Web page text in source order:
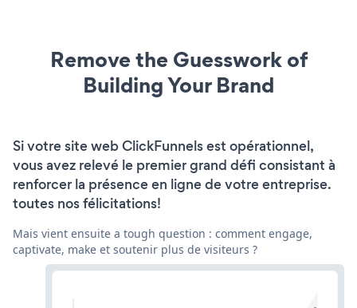
Remove the Guesswork of
Building Your Brand
Si votre site web ClickFunnels est opérationnel,
vous avez relevé le premier grand défi consistant à
renforcer la présence en ligne de votre entreprise.
toutes nos félicitations!
Mais vient ensuite a tough question : comment engage,
captivate, make et soutenir plus de visiteurs ?